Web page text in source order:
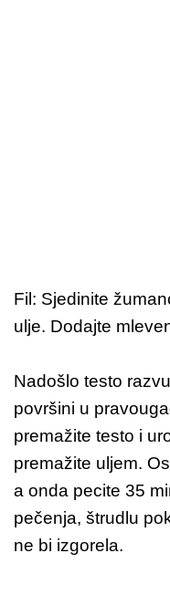
Fil: Sjedinite
ulje. Dodajte
Nadošlo testo
površini u
premažite testo i
premažite uljem.
a onda pecite 35
pečenja, štrudlu
ne bi izgorela.